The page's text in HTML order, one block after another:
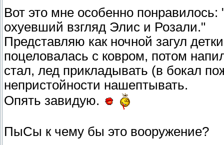
Вот это мне особенно понравилось:
охуевший взгляд Элис и Розали."
Представляю как ночной загул
поцеловалась с ковром, потом
стал, лед прикладывать (в бокал
непристойности нашептывать.
Опять завидую.
ПыСы к чему бы это вооружение?